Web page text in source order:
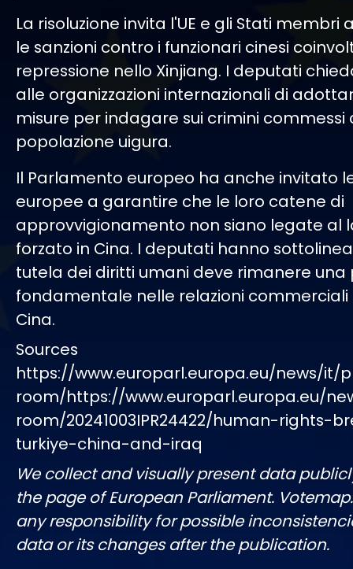
La risoluzione invita l'UE e gli Stati membri
le sanzioni contro i funzionari cinesi
repressione nello Xinjiang. I deputati
alle organizzazioni internazionali di
misure per indagare sui crimini commessi
popolazione uigura.
Il Parlamento europeo ha anche invitato
europee a garantire che le loro catene di
approvvigionamento non siano legate al
forzato in Cina. I deputati hanno
tutela dei diritti umani deve rimanere una
fondamentale nelle relazioni commerciali
Cina.
Sources
https://www.europarl.europa.eu/news/it/
room/https://www.europarl.europa.eu/
room/20241003IPR24422/human-rights-
turkiye-china-and-iraq
We collect and visually present data
the page of European Parliament.
any responsibility for possible
data or its changes after the publication.